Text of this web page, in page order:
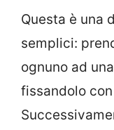
Questa è una
semplici:
ognuno ad
fissandolo